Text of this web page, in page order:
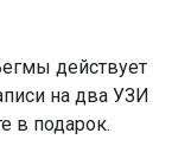
действует
на два УЗИ
в подарок.